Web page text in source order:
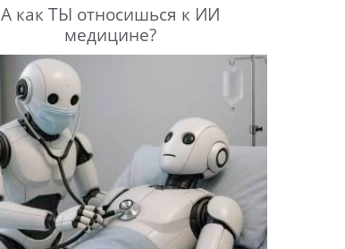
А как ТЫ относишься к ИИ
медицине?